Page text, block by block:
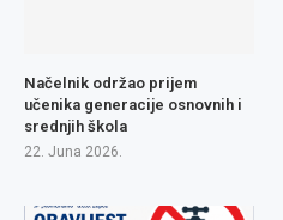
Načelnik održao prijem
učenika generacije osnovnih i
srednjih škola
22. Juna 2026.